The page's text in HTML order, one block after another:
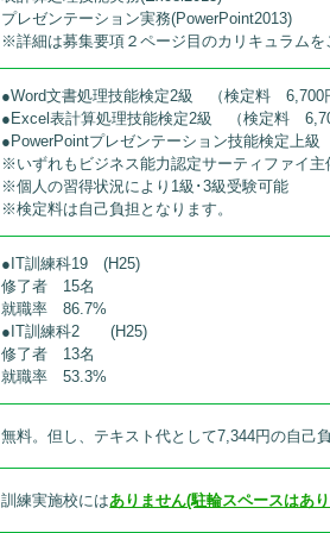
プレゼンテーション実務(PowerPoint2013)
※詳細は募集要項２ページ目のカリキュラムを
●Word文書処理技能検定2級 （検定料 6,700
●Excel表計算処理技能検定2級 （検定料
●PowerPointプレゼンテーション技能検定上
※いずれもビジネス能力認定サーティファイ主
※個人の習得状況により1級･3級受験可能
※検定料は自己負担となります。
●IT訓練科19 (H25)
修了者 15名
就職率 86.7%
●IT訓練科2 (H25)
修了者 13名
就職率 53.3%
無料。但し、テキスト代として7,344円の自己
訓練実施校にはありません(駐輪スペースはあり